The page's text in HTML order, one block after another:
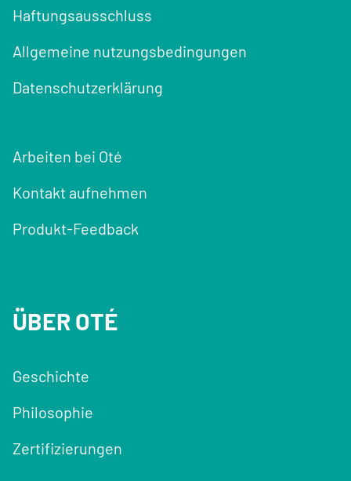
Haftungsausschluss
Allgemeine nutzungsbedingungen
Datenschutzerklärung
Arbeiten bei Oté
Kontakt aufnehmen
Produkt-Feedback
ÜBER OTÉ
Geschichte
Philosophie
Zertifizierungen